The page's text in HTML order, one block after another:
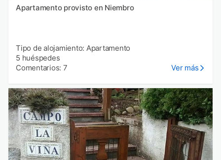
Apartamento provisto en Niembro
Tipo de alojamiento: Apartamento
5 huéspedes
Comentarios: 7
Ver más